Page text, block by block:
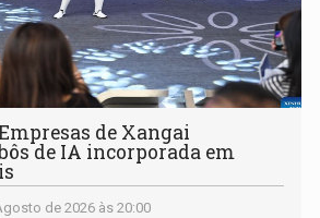
de Xangai
de IA incorporada em
de 2026 às 20:00